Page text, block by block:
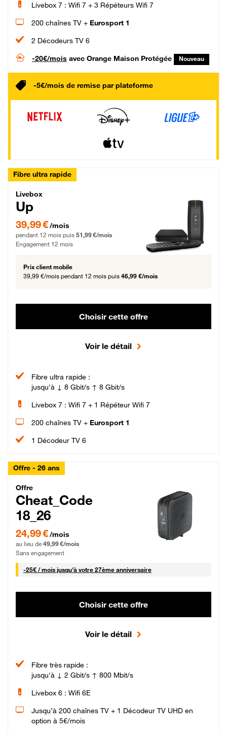
Livebox 7 : Wifi 7 + 3 Répéteurs Wifi 7
200 chaînes TV + Eurosport 1
2 Décodeurs TV 6
-20€/mois avec Orange Maison Protégée Nouveau
-5€/mois de remise par plateforme
Fibre ultra rapide
Livebox Up Fibre
Livebox
Up
39,99 € par mois pendant 12 mois puis 51,99 € par mois, Engagement 12 mois
39,99 €/mois
pendant 12 mois puis 51,99 €/mois
Engagement 12 mois
Prix client mobile
39,99 €/mois pendant 12 mois puis 46,99 €/mois
Choisir cette offre
Voir le détail
Fibre ultra rapide :
jusqu'à ↓ 8 Gbit/s ↑ 8 Gbit/s
Livebox 7 : Wifi 7 + 1 Répéteur Wifi 7
200 chaînes TV + Eurosport 1
1 Décodeur TV 6
Offre - 26 ans
Cheat_Code Fibre_18_26
Offre
Cheat_Code
18_26
24,99 € par mois pendant 0 mois puis 49,99 € par mois, Sans engagement
24,99 €/mois
au lieu de 49,99 €/mois
Sans engagement
-25€ / mois25 € par mois
jusqu'à votre 27ème anniversaire
Choisir cette offre
Voir le détail
Fibre très rapide :
jusqu'à ↓ 2 Gbit/s ↑ 800 Mbit/s
Livebox 6 : Wifi 6E
Jusqu’à 200 chaînes TV + 1 Décodeur TV UHD en
option à 5€/mois